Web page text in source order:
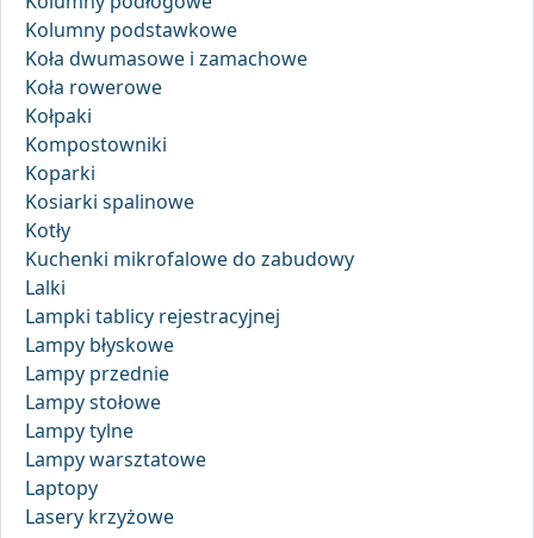
Kolumny podstawkowe
Koła dwumasowe i zamachowe
Koła rowerowe
Kołpaki
Kompostowniki
Koparki
Kosiarki spalinowe
Kotły
Kuchenki mikrofalowe do zabudowy
Lalki
Lampki tablicy rejestracyjnej
Lampy błyskowe
Lampy przednie
Lampy stołowe
Lampy tylne
Lampy warsztatowe
Laptopy
Lasery krzyżowe